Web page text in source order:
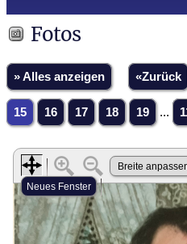
Fotos
» Alles anzeigen «Zurück
15 16 17 18 19 ...